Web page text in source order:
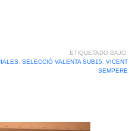
ETIQUETADO BAJO:
, SELECCIÓ VALENTA SUB15, VICENT
SEMPERE